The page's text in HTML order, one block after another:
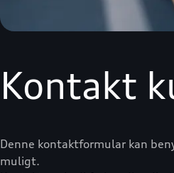
Kontakt
Denne kontaktformular kan
muligt.